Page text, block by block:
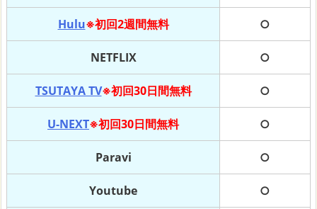
Hulu※初回2週間無料 ○
NETFLIX ○
TSUTAYA TV※初回30日間無料 ○
U-NEXT※初回30日間無料 ○
Paravi ○
Youtube ○